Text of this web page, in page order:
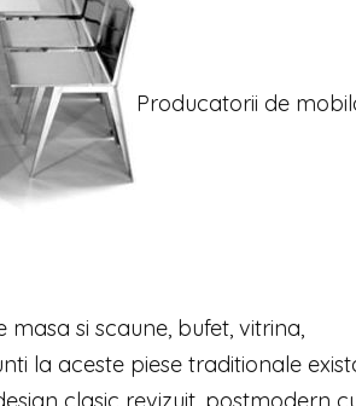
Producatorii de
si scaune, bufet, vitrina,
la aceste piese traditionale